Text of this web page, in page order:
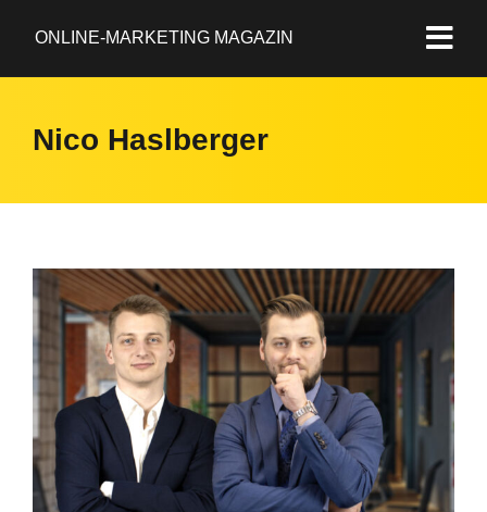
ONLINE-MARKETING MAGAZIN
Nico Haslberger